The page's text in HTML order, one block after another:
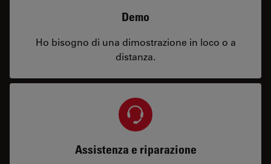
Demo
Ho bisogno di una dimostrazione in loco o a
distanza.
Assistenza e riparazione